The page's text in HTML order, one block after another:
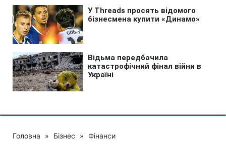
Головна » Бізнес » Фінанси